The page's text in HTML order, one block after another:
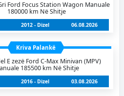
Ford Focus Station Wagon Manuale
180000 km Në Shitje
2012 - Dizel 06.08.2026
Kriva Palankë
E zezë Ford C-Max Minivan (MPV)
185500 km Në Shitje
2016 - Dizel 03.08.2026